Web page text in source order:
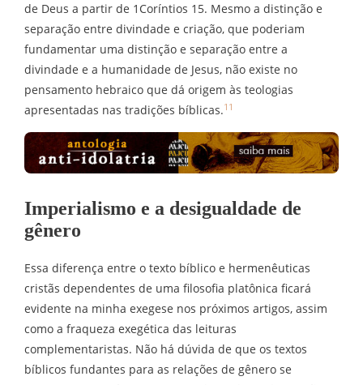
de Deus a partir de 1Coríntios 15. Mesmo a distinção e
separação entre divindade e criação, que poderiam
fundamentar uma distinção e separação entre a
divindade e a humanidade de Jesus, não existe no
pensamento hebraico que dá origem às teologias
apresentadas nas tradições bíblicas.11
Imperialismo e a desigualdade de
gênero
Essa diferença entre o texto bíblico e hermenêuticas
cristãs dependentes de uma filosofia platônica ficará
evidente na minha exegese nos próximos artigos, assim
como a fraqueza exegética das leituras
complementaristas. Não há dúvida de que os textos
bíblicos fundantes para as relações de gênero se